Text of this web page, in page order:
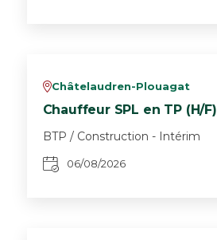
vChâtelaudren-Plouagat
Chauffeur SPL en TP (H/F)
BTP / Construction - Intérim
06/08/2026